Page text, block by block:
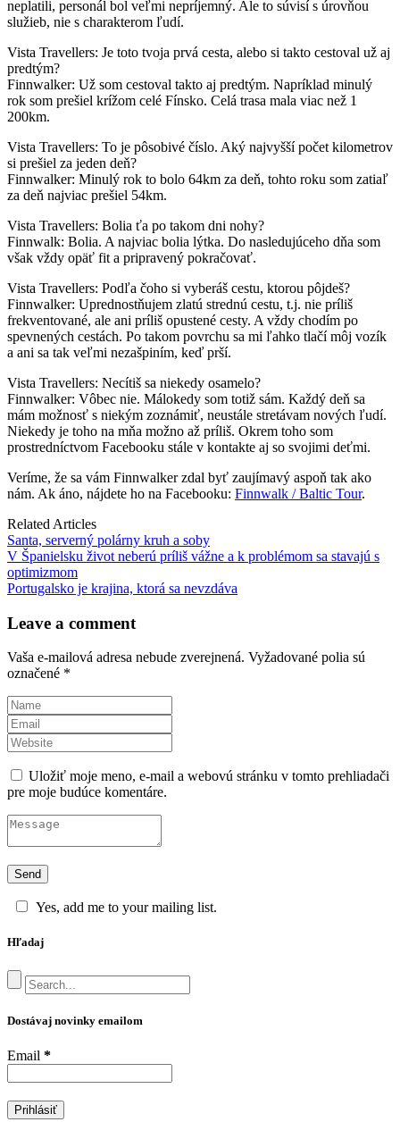
neplatili, personál bol veľmi nepríjemný. Ale to súvisí s úrovňou
služieb, nie s charakterom ľudí.
Vista Travellers: Je toto tvoja prvá cesta, alebo si takto cestoval už aj
predtým?
Finnwalker: Už som cestoval takto aj predtým. Napríklad minulý
rok som prešiel krížom celé Fínsko. Celá trasa mala viac než 1
200km.
Vista Travellers: To je pôsobivé číslo. Aký najvyšší počet kilometrov
si prešiel za jeden deň?
Finnwalker: Minulý rok to bolo 64km za deň, tohto roku som zatiaľ
za deň najviac prešiel 54km.
Vista Travellers: Bolia ťa po takom dni nohy?
Finnwalk: Bolia. A najviac bolia lýtka. Do nasledujúceho dňa som
však vždy opäť fit a pripravený pokračovať.
Vista Travellers: Podľa čoho si vyberáš cestu, ktorou pôjdeš?
Finnwalker: Uprednostňujem zlatú strednú cestu, t.j. nie príliš
frekventované, ale ani príliš opustené cesty. A vždy chodím po
spevnených cestách. Po takom povrchu sa mi ľahko tlačí môj vozík
a ani sa tak veľmi nezašpiním, keď prší.
Vista Travellers: Necítiš sa niekedy osamelo?
Finnwalker: Vôbec nie. Málokedy som totiž sám. Každý deň sa
mám možnosť s niekým zoznámiť, neustále stretávam nových ľudí.
Niekedy je toho na mňa možno až príliš. Okrem toho som
prostredníctvom Facebooku stále v kontakte aj so svojimi deťmi.
Veríme, že sa vám Finnwalker zdal byť zaujímavý aspoň tak ako
nám. Ak áno, nájdete ho na Facebooku: Finnwalk / Baltic Tour.
Related Articles
Santa, serverný polárny kruh a soby
V Španielsku život neberú príliš vážne a k problémom sa stavajú s
optimizmom
Portugalsko je krajina, ktorá sa nevzdáva
Leave a comment
Vaša e-mailová adresa nebude zverejnená. Vyžadované polia sú
označené *
Uložiť moje meno, e-mail a webovú stránku v tomto prehliadači
pre moje budúce komentáre.
Yes, add me to your mailing list.
Hľadaj
Dostávaj novinky emailom
Email *